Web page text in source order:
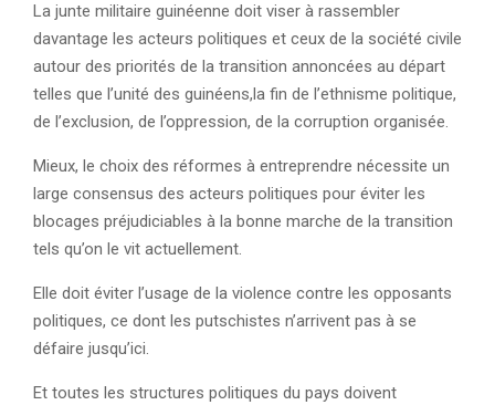
La junte militaire guinéenne doit viser à rassembler
davantage les acteurs politiques et ceux de la société civile
autour des priorités de la transition annoncées au départ
telles que l’unité des guinéens,la fin de l’ethnisme politique,
de l’exclusion, de l’oppression, de la corruption organisée.
Mieux, le choix des réformes à entreprendre nécessite un
large consensus des acteurs politiques pour éviter les
blocages préjudiciables à la bonne marche de la transition
tels qu’on le vit actuellement.
Elle doit éviter l’usage de la violence contre les opposants
politiques, ce dont les putschistes n’arrivent pas à se
défaire jusqu’ici.
Et toutes les structures politiques du pays doivent